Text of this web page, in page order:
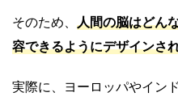
そのため、 人間の脳はどん
容できるようにデザインさ
実際に、ヨーロッパやイン